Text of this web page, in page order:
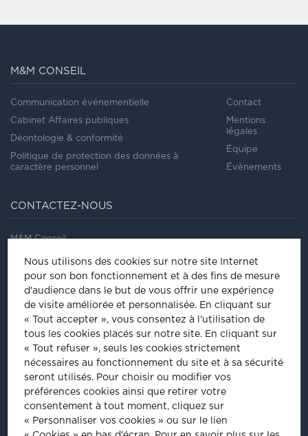
M&M CONSEIL
Communication événementielle
Cabinet Affaires publiques
Déontologie & conformité
Politique de protection des données à
caractère personnel
Contact
Mentions
légales
Équipe
Évènements
CONTACTEZ-NOUS
M&M Conseil
75007 Paris
:01 44 18 64 60
ÊTRE INVITÉ À NOS ÉVÈNEMENTS
Inscrivez-vous pour être informé de nos prochains évènements :
INSCRIPTION
PLUS D'INFORMATIONS
Nous utilisons des cookies sur notre site Internet
pour son bon fonctionnement et à des fins de mesure
d'audience dans le but de vous offrir une expérience
de visite améliorée et personnalisée. En cliquant sur
« Tout accepter », vous consentez à l'utilisation de
tous les cookies placés sur notre site. En cliquant sur
« Tout refuser », seuls les cookies strictement
nécessaires au fonctionnement du site et à sa sécurité
seront utilisés. Pour choisir ou modifier vos
préférences cookies ainsi que retirer votre
consentement à tout moment, cliquez sur
« Personnaliser vos cookies » ou sur le lien